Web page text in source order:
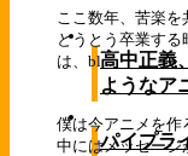
ここ数年、苦楽を
とうとう卒業す
は、bl...高中正義
ようなア
僕は今アニメを作
中にはメッセージ
パイプラ